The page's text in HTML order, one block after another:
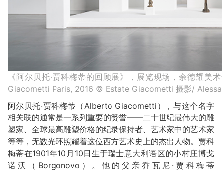
《阿尔贝托·贾科梅蒂的回顾展》，展览现场，余德耀
Giacometti Paris, 2016 © Estate Giacometti 摄影/
阿尔贝托·贾科梅蒂（Alberto Giacometti），与这个名字
相关联的通常是一系列重要的赞誉——二十世纪最伟大的雕
塑家、全球最高雕塑价格的纪录保持者、艺术家中的艺术家
等等，无数光环照耀着这位西方艺术史上的杰出人物。贾科
梅蒂在1901年10月10日生于瑞士意大利语区的小村庄博戈
诺沃（Borgonovo）。他的父亲乔瓦尼·贾科梅蒂